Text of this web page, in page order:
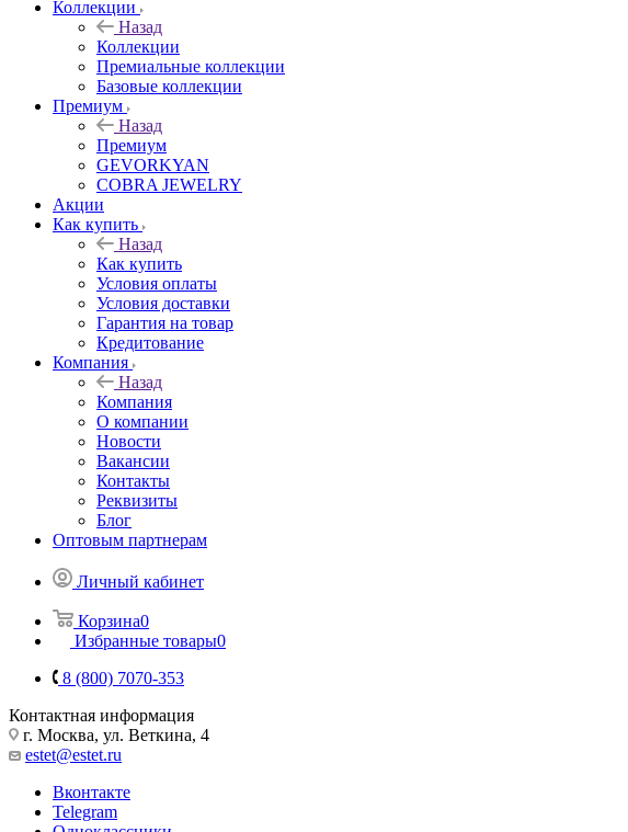
Коллекции
Назад
Коллекции
Премиальные коллекции
Базовые коллекции
Премиум
Назад
Премиум
GEVORKYAN
COBRA JEWELRY
Акции
Как купить
Назад
Как купить
Условия оплаты
Условия доставки
Гарантия на товар
Кредитование
Компания
Назад
Компания
О компании
Новости
Вакансии
Контакты
Реквизиты
Блог
Оптовым партнерам
Личный кабинет
Корзина0
Избранные товары0
8 (800) 7070-353
Контактная информация
г. Москва, ул. Веткина, 4
estet@estet.ru
Вконтакте
Telegram